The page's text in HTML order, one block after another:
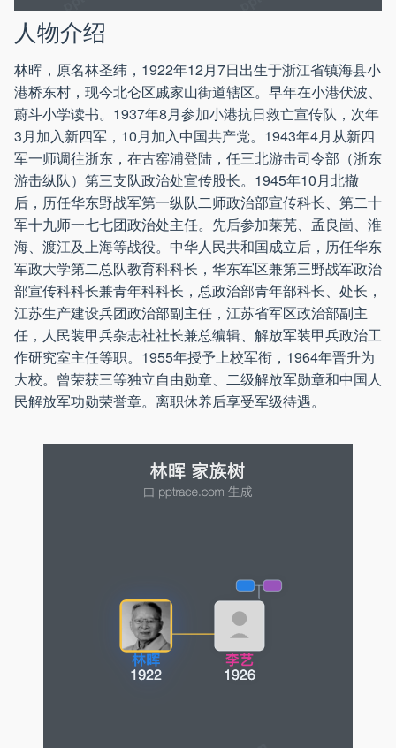
人物介绍
林晖，原名林圣纬，1922年12月7日出生于浙江省镇海县小
港桥东村，现今北仑区戚家山街道辖区。早年在小港伏波、
蔚斗小学读书。1937年8月参加小港抗日救亡宣传队，次年
3月加入新四军，10月加入中国共产党。1943年4月从新四
军一师调往浙东，在古窑浦登陆，任三北游击司令部（浙东
游击纵队）第三支队政治处宣传股长。1945年10月北撤
后，历任华东野战军第一纵队二师政治部宣传科长、第二十
军十九师一七七团政治处主任。先后参加莱芜、孟良崮、淮
海、渡江及上海等战役。中华人民共和国成立后，历任华东
军政大学第二总队教育科科长，华东军区兼第三野战军政治
部宣传科科长兼青年科科长，总政治部青年部科长、处长，
江苏生产建设兵团政治部副主任，江苏省军区政治部副主
任，人民装甲兵杂志社社长兼总编辑、解放军装甲兵政治工
作研究室主任等职。1955年授予上校军衔，1964年晋升为
大校。曾荣获三等独立自由勋章、二级解放军勋章和中国人
民解放军功勋荣誉章。离职休养后享受军级待遇。